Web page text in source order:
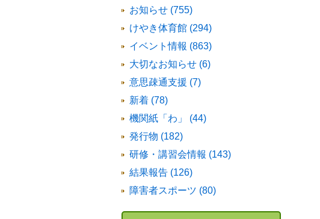
お知らせ (755)
けやき体育館 (294)
イベント情報 (863)
大切なお知らせ (6)
意思疎通支援 (7)
新着 (78)
機関紙「わ」 (44)
発行物 (182)
研修・講習会情報 (143)
結果報告 (126)
障害者スポーツ (80)